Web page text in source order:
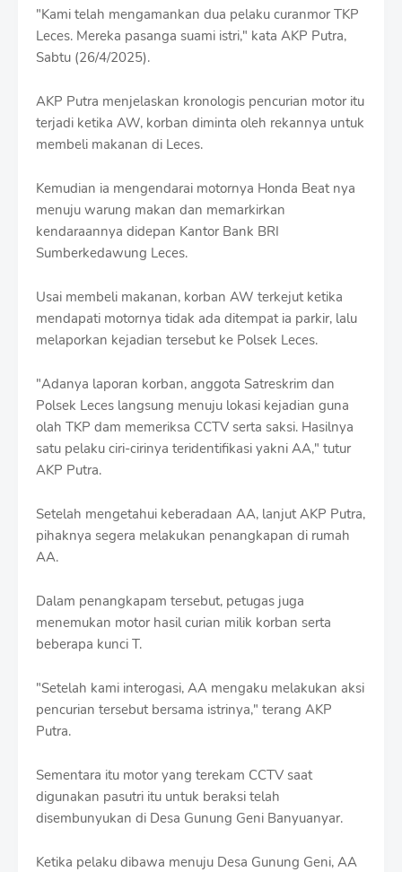
"Kami telah mengamankan dua pelaku curanmor TKP
Leces. Mereka pasanga suami istri," kata AKP Putra,
Sabtu (26/4/2025).
AKP Putra menjelaskan kronologis pencurian motor itu
terjadi ketika AW, korban diminta oleh rekannya untuk
membeli makanan di Leces.
Kemudian ia mengendarai motornya Honda Beat nya
menuju warung makan dan memarkirkan
kendaraannya didepan Kantor Bank BRI
Sumberkedawung Leces.
Usai membeli makanan, korban AW terkejut ketika
mendapati motornya tidak ada ditempat ia parkir, lalu
melaporkan kejadian tersebut ke Polsek Leces.
"Adanya laporan korban, anggota Satreskrim dan
Polsek Leces langsung menuju lokasi kejadian guna
olah TKP dam memeriksa CCTV serta saksi. Hasilnya
satu pelaku ciri-cirinya teridentifikasi yakni AA," tutur
AKP Putra.
Setelah mengetahui keberadaan AA, lanjut AKP Putra,
pihaknya segera melakukan penangkapan di rumah
AA.
Dalam penangkapam tersebut, petugas juga
menemukan motor hasil curian milik korban serta
beberapa kunci T.
"Setelah kami interogasi, AA mengaku melakukan aksi
pencurian tersebut bersama istrinya," terang AKP
Putra.
Sementara itu motor yang terekam CCTV saat
digunakan pasutri itu untuk beraksi telah
disembunyukan di Desa Gunung Geni Banyuanyar.
Ketika pelaku dibawa menuju Desa Gunung Geni, AA
a
t
e
s